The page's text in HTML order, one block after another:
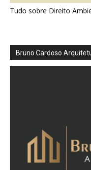
Tudo sobre Direito
Bruno Cardoso